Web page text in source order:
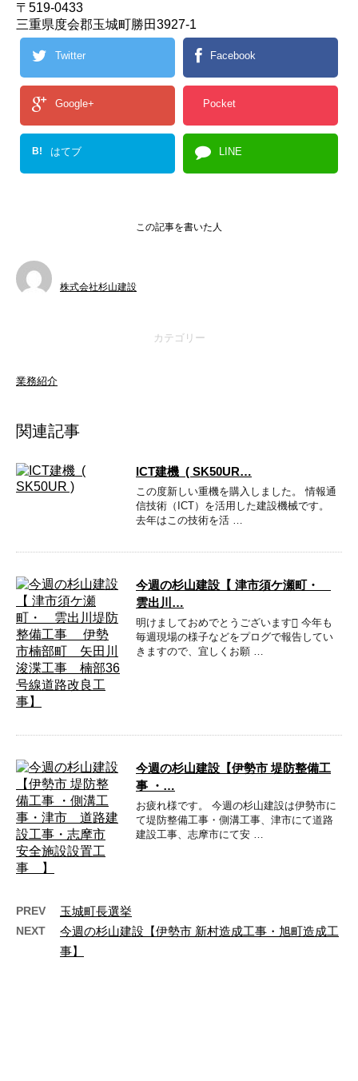
〒519-0433
三重県度会郡玉城町勝田3927-1
Twitter Facebook
Google+ Pocket
B! はてブ LINE
この記事を書いた人
株式会社杉山建設
カテゴリー
業務紹介
関連記事
ICT建機 ( SK50UR…
この度新しい重機を購入しました。 情報通
信技術（ICT）を活用した建設機械です。
去年はこの技術を活 …
今週の杉山建設【 津市須ケ瀬町・
雲出川…
明けましておめでとうございます 今年も
毎週現場の様子などをプログで報告してい
きますので、宜しくお願 …
今週の杉山建設【伊勢市 堤防整備工
事 ・…
お疲れ様です。 今週の杉山建設は伊勢市に
て堤防整備工事・側溝工事、津市にて道路
建設工事、志摩市にて安 …
PREV 玉城町長選挙
NEXT
今週の杉山建設【伊勢市 新村造成工事・旭町造成工
事】